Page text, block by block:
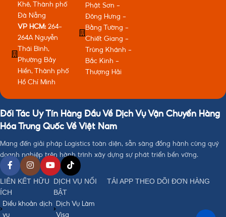
Khê, Thành phố
Đà Nẵng
VP HCM: 264-
264A Nguyễn
Thái Bình,
Phường Bảy
Hiền, Thành phố
Hồ Chí Minh
Phật Sơn -
Đông Hưng -
Bằng Tường -
Chiết Giang -
Trùng Khánh -
Bắc Kinh -
Thượng Hải
Đối Tác Uy Tín Hàng Đầu Về Dịch Vụ Vận Chuyển Hàng
Hóa Trung Quốc Về Việt Nam
Mang đến giải pháp Logistics toàn diện, sẵn sàng đồng hành cùng quý
doanh nghiệp trên hành trình xây dựng sự phát triển bền vững.
LIÊN KẾT HỮU
ÍCH
Điều khoản dịch
vụ
DỊCH VỤ NỔI
BẬT
Dịch Vụ Làm
Visa
TẢI APP THEO DÕI ĐƠN HÀNG